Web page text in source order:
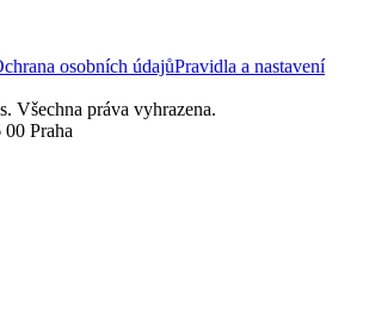
osobních údajůPravidla a nastavení
Všechna práva vyhrazena.
Praha